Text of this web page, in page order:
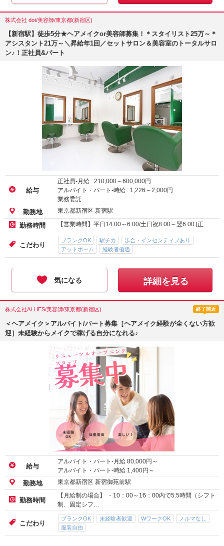
株式会社 dot/美容師/東京都(新宿区)
【新宿駅】徒歩5分★ヘアメイクor美容師募集！＊スタイリスト25万～＊
アシスタント21万～＼昇給年1回／セットサロン＆美容室のトータルサロ
ン♪！正社員&パート
給与
正社員-月給 : 210,000～600,000円
アルバイト・パート-時給 : 1,226 ～2,000円
業務委託
勤務地 東京都新宿区 新宿駅
勤務時間 【営業時間】平日14:00～6:00/土日祝8:00～翌6:00 [正…
こだわり
ブランクOK 駅チカ
歩合・インセンティブあり
アットホーム
経験者優遇
気になる 詳細を見る
株式会社ALLIES/美容師/東京都(新宿区) 終了間近
＜ヘアメイク＞アルバイト/パート募集［ヘアメイク経験が全くない方歓
迎］未経験からメイクで稼げる自分になれる♪
給与
アルバイト・パート-月給 80,000円～
アルバイト・パート-時給 1,400円～
勤務地 東京都新宿区 新宿御苑前駅
勤務時間
【月給制の場合】 ・10：00～16：00内で5.5時間（シフト
制、固定シフ…
こだわり
ブランクOK 未経験者歓迎 WワークOK
ノルマなし
服装自由